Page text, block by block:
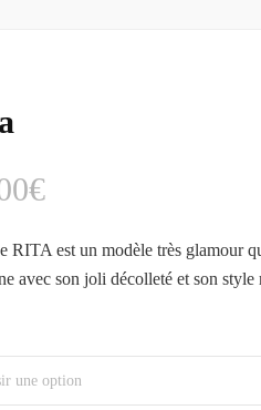
€
RITA est un modèle très glamour
avec son joli décolleté et son style